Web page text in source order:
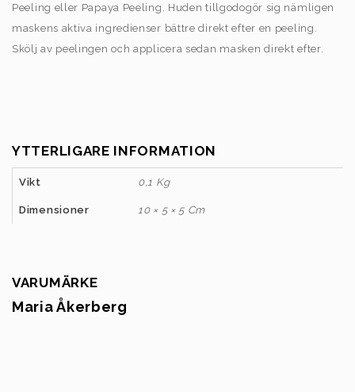
Peeling eller Papaya Peeling. Huden tillgodogör sig nämligen
maskens aktiva ingredienser bättre direkt efter en peeling.
Skölj av peelingen och applicera sedan masken direkt efter.
YTTERLIGARE INFORMATION
Vikt 0,1 Kg
Dimensioner 10 × 5 × 5 Cm
VARUMÄRKE
Maria Åkerberg